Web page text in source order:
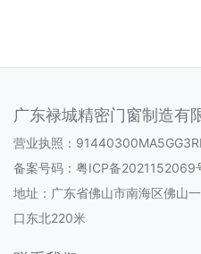
广东禄城精密门窗制造有
营业执照：
备案号码： 粤ICP备2021152069
地址：广东省佛山市南海区佛山
口东北220米